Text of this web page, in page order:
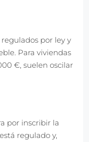
por ley y
Para viviendas
€, suelen oscilar
por inscribir la
regulado y,